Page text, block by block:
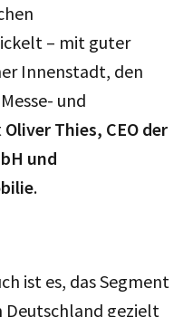
– mit guter
Innenstadt, den
und
Oliver Thies, CEO der
und
.
ist es, das Segment
gezielt